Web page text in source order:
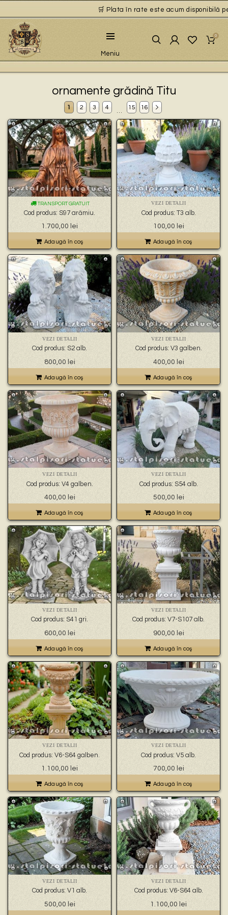
🛒 Plata în rate este acum disponibilă
Meniu
0
ornamente grădină Titu
1 2 3 4 15 16
TRANSPORT GRATUIT
Cod produs: S97 arămiu.
1.700,00 lei
Adaugă în coş
VEZI DETALII
Cod produs: T3 alb.
100,00 lei
Adaugă în coş
VEZI DETALII
Cod produs: S2 alb.
800,00 lei
Adaugă în coş
VEZI DETALII
Cod produs: V3 galben.
400,00 lei
Adaugă în coş
VEZI DETALII
Cod produs: V4 galben.
400,00 lei
Adaugă în coş
VEZI DETALII
Cod produs: S54 alb.
500,00 lei
Adaugă în coş
VEZI DETALII
Cod produs: S41 gri.
600,00 lei
Adaugă în coş
VEZI DETALII
Cod produs: V7-S107 alb.
900,00 lei
Adaugă în coş
VEZI DETALII
Cod produs: V6-S64 galben.
1.100,00 lei
Adaugă în coş
VEZI DETALII
Cod produs: V5 alb.
700,00 lei
Adaugă în coş
VEZI DETALII
Cod produs: V1 alb.
500,00 lei
VEZI DETALII
Cod produs: V6-S64 alb.
1.100,00 lei